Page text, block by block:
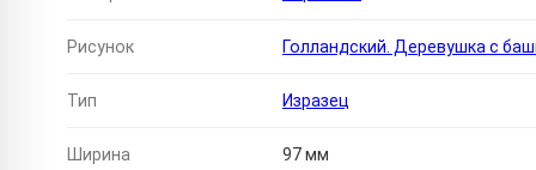
Рисунок Голландский. Деревушка с
Тип Изразец
Ширина 97 мм